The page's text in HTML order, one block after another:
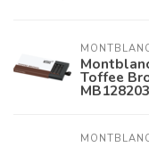
Toffee
MB128203